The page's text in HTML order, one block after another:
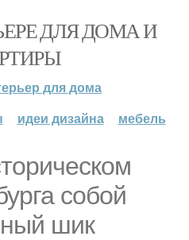
ДЛЯ ДОМА И
для дома
идеи дизайна мебель
собой
шик